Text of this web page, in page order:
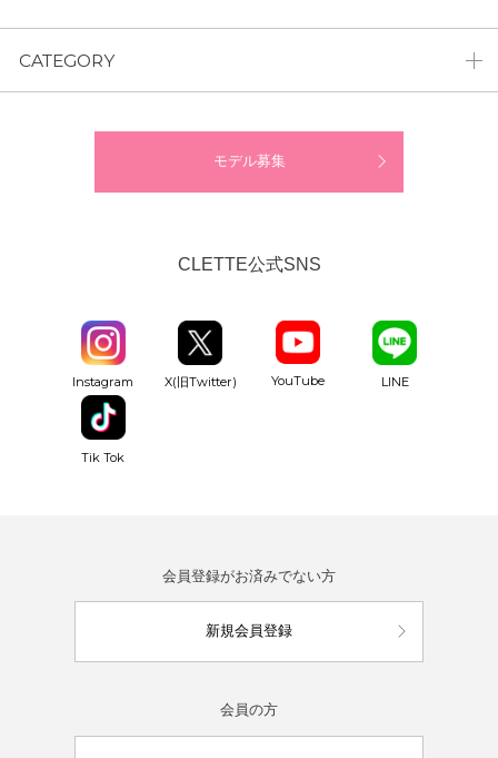
CATEGORY
モデル募集
CLETTE公式SNS
Instagram X(旧Twitter) YouTube LINE
Tik Tok
会員登録がお済みでない方
新規会員登録
会員の方